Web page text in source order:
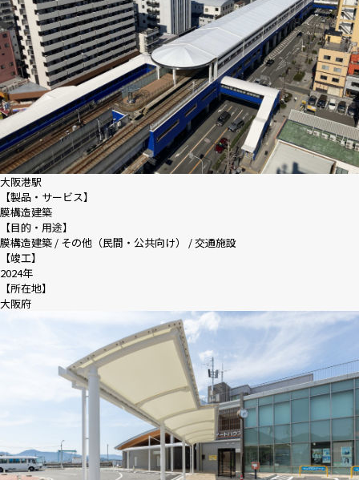
大阪港駅
【製品・サービス】
膜構造建築
【目的・用途】
膜構造建築 / その他（民間・公共向け） / 交通施設
【竣工】
2024年
【所在地】
大阪府